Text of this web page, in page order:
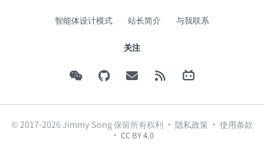
智能体设计模式 站长简介 与我联系
关注
© 2017-2026 Jimmy Song 保留所有权利 · 隐私政策 · 使用条款
· CC BY 4.0